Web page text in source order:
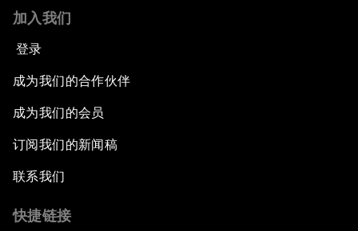
加入我们
登录
成为我们的合作伙伴
成为我们的会员
订阅我们的新闻稿
联系我们
快捷链接